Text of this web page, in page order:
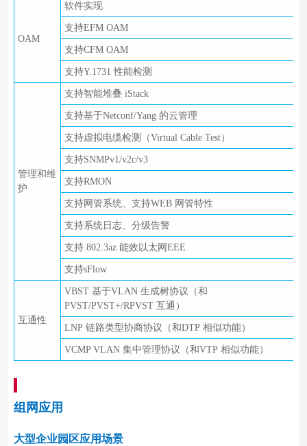
OAM
软件实现
支持EFM OAM
支持CFM OAM
支持Y.1731 性能检测
管理和维
护
支持智能堆叠 iStack
支持基于Netconf/Yang 的云管理
支持虚拟电缆检测（Virtual Cable Test）
支持SNMPv1/v2c/v3
支持RMON
支持网管系统、支持WEB 网管特性
支持系统日志、分级告警
支持 802.3az 能效以太网EEE
支持sFlow
互通性
VBST 基于VLAN 生成树协议（和
PVST/PVST+/RPVST 互通）
LNP 链路类型协商协议（和DTP 相似功能）
VCMP VLAN 集中管理协议（和VTP 相似功能）
组网应用
大型企业园区应用场景